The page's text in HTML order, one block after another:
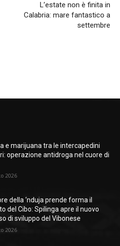
L’estate non è finita in
Calabria: mare fantastico a
settembre
e marijuana tra le intercapedini
operazione antidroga nel cuore di
2026
della ‘nduja prende forma il
del Cibo: Spilinga apre il nuovo
di sviluppo del Vibonese
2026